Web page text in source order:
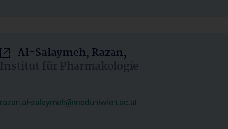
Al-Salaymeh, Razan,
Institut für Pharmakologie
razan.al-salaymeh@meduniwien.ac.at